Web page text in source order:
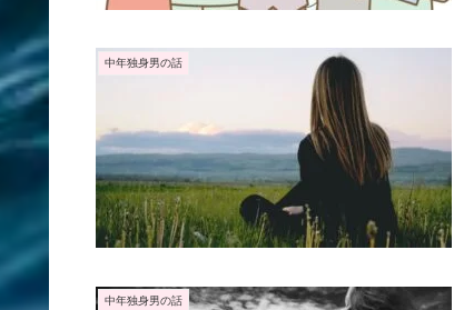
中年独身男の話
中年独身男の話